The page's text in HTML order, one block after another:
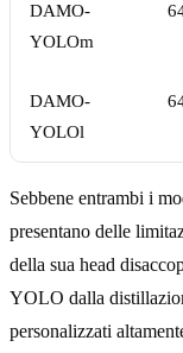
DAMO-
YOLOm
DAMO-
YOLOl
Sebbene entrambi i
presentano delle
della sua head
YOLO dalla
personalizzati